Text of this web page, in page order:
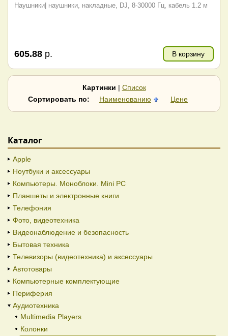
Наушники| наушники, накладные, DJ, 8-30000 Гц, кабель 1.2 м
605.88 р. В корзину
Картинки | Список
Сортировать по:
Наименованию Цене
Каталог
Apple
Ноутбуки и аксессуары
Компьютеры. Моноблоки. Mini PC
Планшеты и электронные книги
Телефония
Фото, видеотехника
Видеонаблюдение и безопасность
Бытовая техника
Телевизоры (видеотехника) и аксессуары
Автотовары
Компьютерные комплектующие
Периферия
Аудиотехника
Multimedia Players
Колонки